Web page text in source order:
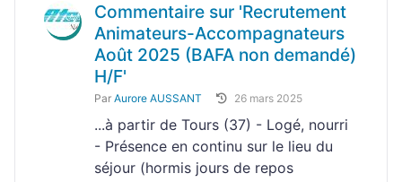
Commentaire sur 'Recrutement
Animateurs-Accompagnateurs
Août 2025 (BAFA non demandé)
H/F'
Par Aurore AUSSANT 26 mars 2025
...à partir de Tours (37) - Logé, nourri
- Présence en continu sur le lieu du
séjour (hormis jours de repos